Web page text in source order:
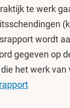
te werk
wordt
gegeven op
het werk van